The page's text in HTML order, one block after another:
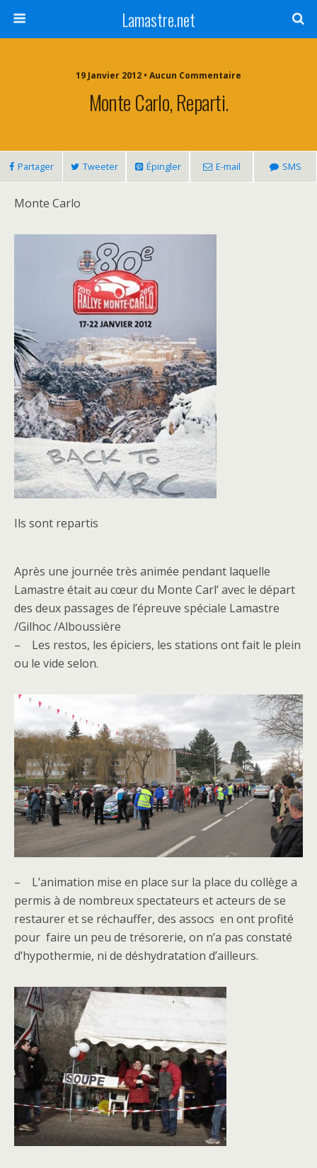
Lamastre.net
19 Janvier 2012 • Aucun Commentaire
Monte Carlo, Reparti.
Partager Tweeter Épingler E-mail SMS
Monte Carlo
Ils sont repartis
Après une journée très animée pendant laquelle
Lamastre était au cœur du Monte Carl’ avec le départ
des deux passages de l’épreuve spéciale Lamastre
/Gilhoc /Alboussière
– Les restos, les épiciers, les stations ont fait le plein
ou le vide selon.
– L’animation mise en place sur la place du collège a
permis à de nombreux spectateurs et acteurs de se
restaurer et se réchauffer, des assocs en ont profité
pour faire un peu de trésorerie, on n’a pas constaté
d’hypothermie, ni de déshydratation d’ailleurs.